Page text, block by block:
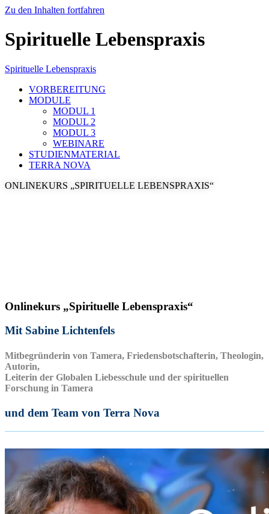
Zu den Inhalten fortfahren
Spirituelle Lebenspraxis
Spirituelle Lebenspraxis
VORBEREITUNG
MODULE
MODUL 1
MODUL 2
MODUL 3
WEBINARE
STUDIENMATERIAL
TERRA NOVA
ONLINEKURS „SPIRITUELLE LEBENSPRAXIS“
Onlinekurs „Spirituelle Lebenspraxis“
Mit Sabine Lichtenfels
Mitbegründerin von Tamera, Friedensbotschafterin, Theologin,
Autorin,
Leiterin der Globalen Liebesschule und der spirituellen
Forschung in Tamera
und dem Team von Terra Nova